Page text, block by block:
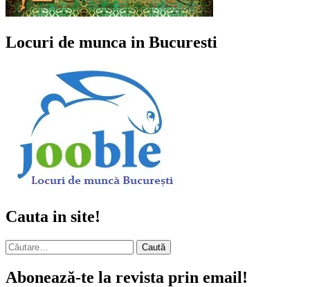
Locuri de munca in Bucuresti
Cauta in site!
Caută
după:
Abonează-te la revista prin email!